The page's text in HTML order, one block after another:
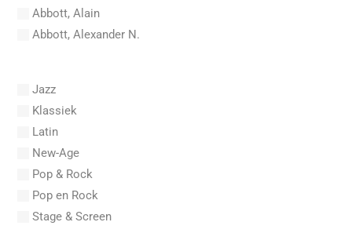
Abbott, Alain
Abbott, Alexander N.
Abel, Lex
Aberg, Johan Ludvig
Aboucaya, Christian
Aboulker, Isabelle
Abraham, Paul
Abrams, Lester
Abreu, Zequinha
Jazz
Klassiek
Latin
New-Age
Pop & Rock
Pop en Rock
Stage & Screen